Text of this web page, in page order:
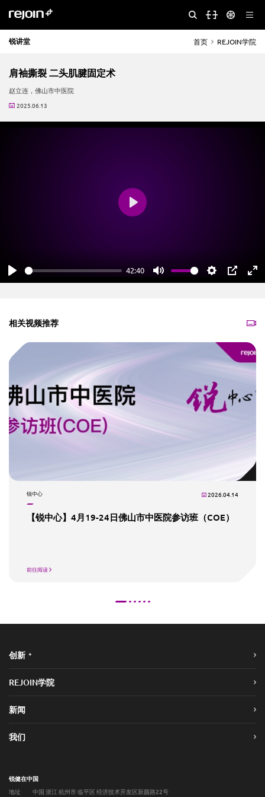
锐讲堂 首页 REJOIN学院
肩袖撕裂 二头肌腱固定术
赵立连，佛山市中医院
2025.06.13
Play
42:40
Mute Settings
PIP
Play
相关视频推荐
2026.04.14
锐中心
【锐中心】4月19-24日佛山市中医院参访班（COE）
前往阅读
创新 +
REJOIN学院
新闻
我们
锐健在中国
地址
中国 浙江 杭州市 临平区 经济技术开发区新颜路22号